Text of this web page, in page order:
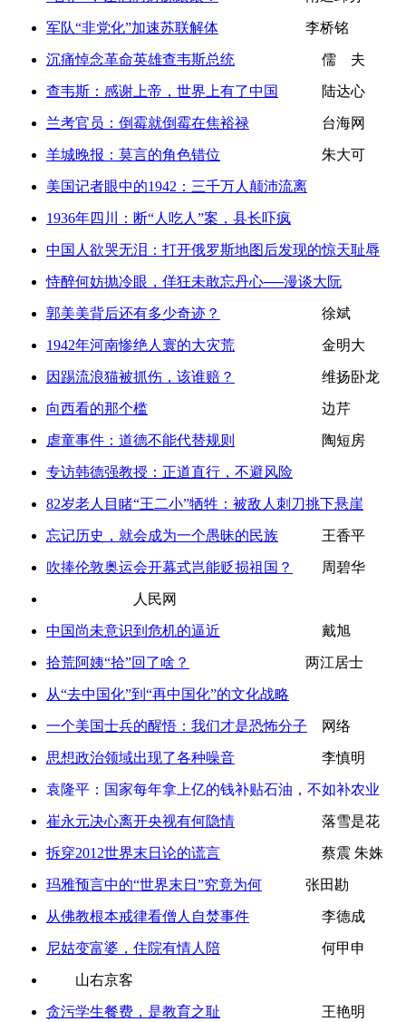
军队“非党化”加速苏联解体 李桥铭
沉痛悼念革命英雄查韦斯总统 儒 夫
查韦斯：感谢上帝，世界上有了中国 陆达心
兰考官员：倒霉就倒霉在焦裕禄 台海网
羊城晚报：莫言的角色错位 朱大可
美国记者眼中的1942：三千万人颠沛流离
1936年四川：断“人吃人”案，县长吓疯
中国人欲哭无泪：打开俄罗斯地图后发现的惊天耻辱
恃醉何妨抛冷眼，佯狂未敢忘丹心──漫谈大阮
郭美美背后还有多少奇迹？ 徐斌
1942年河南惨绝人寰的大灾荒 金明大
因踢流浪猫被抓伤，该谁赔？ 维扬卧龙
向西看的那个槛 边芹
虐童事件：道德不能代替规则 陶短房
专访韩德强教授：正道直行，不避风险
82岁老人目睹“王二小”牺牲：被敌人刺刀挑下悬崖
忘记历史，就会成为一个愚昧的民族 王香平
吹捧伦敦奥运会开幕式岂能贬损祖国？ 周碧华
人民网
中国尚未意识到危机的逼近 戴旭
拾荒阿姨“拾”回了啥？ 两江居士
从“去中国化”到“再中国化”的文化战略
一个美国士兵的醒悟：我们才是恐怖分子 网络
思想政治领域出现了各种噪音 李慎明
袁隆平：国家每年拿上亿的钱补贴石油，不如补农业
崔永元决心离开央视有何隐情 落雪是花
拆穿2012世界末日论的谎言 蔡震 朱姝
玛雅预言中的“世界末日”究竟为何 张田勘
从佛教根本戒律看僧人自焚事件 李德成
尼姑变富婆，住院有情人陪 何甲申
山右京客
贪污学生餐费，是教育之耻 王艳明